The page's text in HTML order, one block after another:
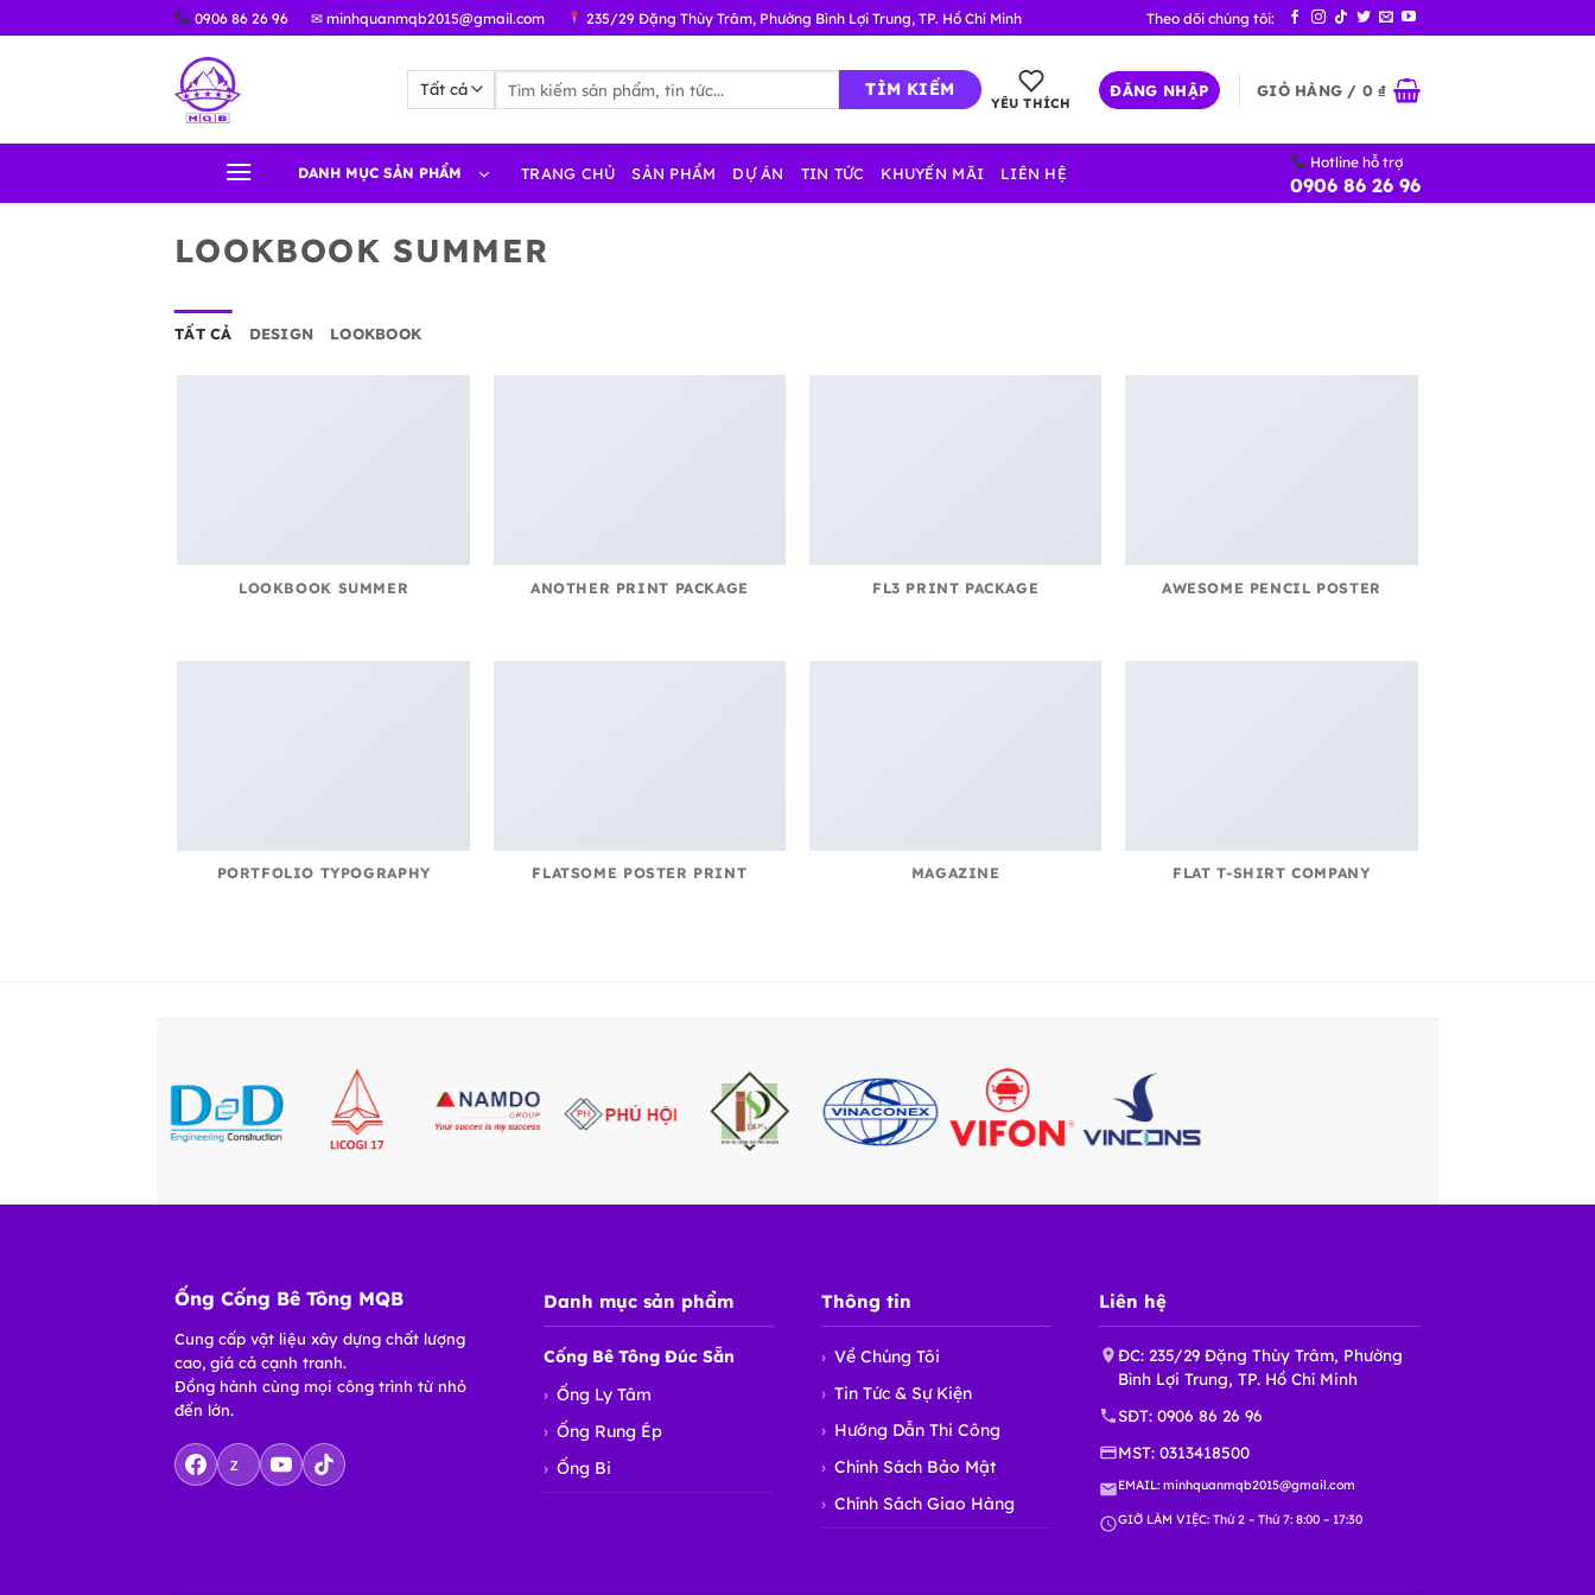
qua
0906 86 26 96 ✉ minhquanmqb2015@gmail.com 235/29 Đặng Thùy Trâm, Phường Bình Lợi Trung, TP. Hồ Chí Minh
YÊU THÍCH
ĐĂNG NHẬP GIỎ HÀNG / 0₫
DANH MỤC SẢN PHẨM TRANG CHỦ SẢN PHẨM DỰ ÁN TIN TỨC KHUYẾN MÃI LIÊN HỆ
Hotline hỗ trợ
0906 86 26 96
LOOKBOOK SUMMER
TẤT CẢ DESIGN LOOKBOOK
LOOKBOOK SUMMER ANOTHER PRINT PACKAGE FL3 PRINT PACKAGE AWESOME PENCIL POSTER
PORTFOLIO TYPOGRAPHY FLATSOME POSTER PRINT MAGAZINE FLAT T-SHIRT COMPANY
Ống Cống Bê Tông MQB
Cung cấp vật liệu xây dựng chất lượng
cao, giá cả cạnh tranh.
Đồng hành cùng mọi công trình từ nhỏ
đến lớn.
Z
Danh mục sản phẩm
Cống Bê Tông Đúc Sẵn
Ống Ly Tâm
Ống Rung Ép
Ống Bi
Thông tin
Về Chúng Tôi
Tin Tức & Sự Kiện
Hướng Dẫn Thi Công
Chính Sách Bảo Mật
Chính Sách Giao Hàng
Liên hệ
ĐC: 235/29 Đặng Thùy Trâm, Phường
Bình Lợi Trung, TP. Hồ Chí Minh
SĐT: 0906 86 26 96
MST: 0313418500
EMAIL: minhquanmqb2015@gmail.com
GIỜ LÀM VIỆC: Thứ 2 – Thứ 7: 8:00 – 17:30